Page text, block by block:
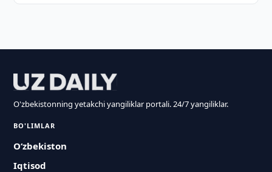
O'zbekistonning yetakchi yangiliklar portali. 24/7 yangiliklar.
BO'LIMLAR
O‘zbekiston
Iqtisod